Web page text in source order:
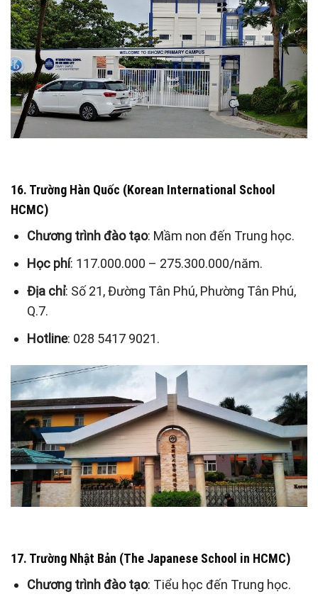
16. Trường Hàn Quốc (Korean International School
HCMC)
Chương trình đào tạo: Mầm non đến Trung học.
Học phí: 117.000.000 – 275.300.000/năm.
Địa chỉ: Số 21, Đường Tân Phú, Phường Tân Phú,
Q.7.
Hotline: 028 5417 9021.
17. Trường Nhật Bản (The Japanese School in HCMC)
Chương trình đào tạo: Tiểu học đến Trung học.